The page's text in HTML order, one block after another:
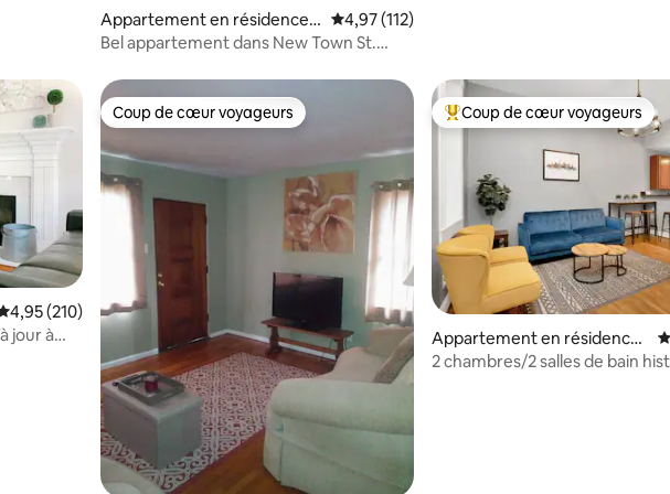
Appartement en résidence ⋅
Saint Charles
Évaluation moyenne sur la base de 112
4,97 (112)
Bel appartement dans New Town St.
appréciés
moyenne sur la base de 210 commentaires : 4,95 sur 5
4,95 (210)
jour à
Coup de cœur voyageurs
Coup de cœur voyageurs Coups de cœur voyageurs les
Coup de cœur voyageurs
Appartement en résidence ⋅
St. Louis
2 chambres/2 salles de bain